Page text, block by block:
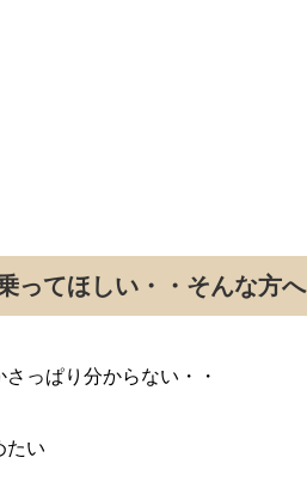
ってほしい・・そんな方へ
っぱり分からない・・
たい